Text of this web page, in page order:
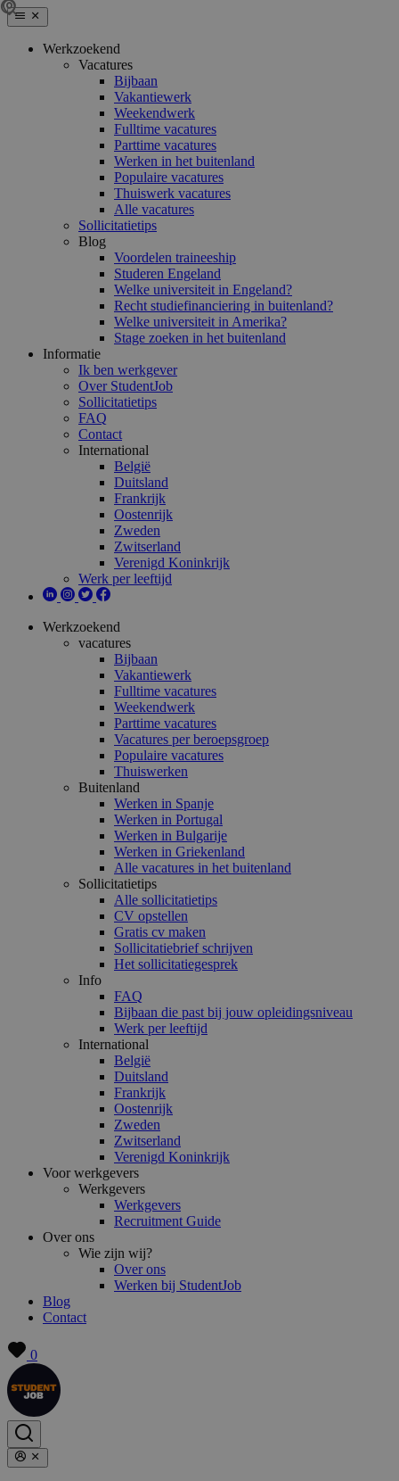
Werkzoekend
Vacatures
Bijbaan
Vakantiewerk
Weekendwerk
Fulltime vacatures
Parttime vacatures
Werken in het buitenland
Populaire vacatures
Thuiswerk vacatures
Alle vacatures
Sollicitatietips
Blog
Voordelen traineeship
Studeren Engeland
Welke universiteit in Engeland?
Recht studiefinanciering in buitenland?
Welke universiteit in Amerika?
Stage zoeken in het buitenland
Informatie
Ik ben werkgever
Over StudentJob
Sollicitatietips
FAQ
Contact
International
België
Duitsland
Frankrijk
Oostenrijk
Zweden
Zwitserland
Verenigd Koninkrijk
Werk per leeftijd
Werkzoekend
vacatures
Bijbaan
Vakantiewerk
Fulltime vacatures
Weekendwerk
Parttime vacatures
Vacatures per beroepsgroep
Populaire vacatures
Thuiswerken
Buitenland
Werken in Spanje
Werken in Portugal
Werken in Bulgarije
Werken in Griekenland
Alle vacatures in het buitenland
Sollicitatietips
Alle sollicitatietips
CV opstellen
Gratis cv maken
Sollicitatiebrief schrijven
Het sollicitatiegesprek
Info
FAQ
Bijbaan die past bij jouw opleidingsniveau
Werk per leeftijd
International
België
Duitsland
Frankrijk
Oostenrijk
Zweden
Zwitserland
Verenigd Koninkrijk
Voor werkgevers
Werkgevers
Werkgevers
Recruitment Guide
Over ons
Wie zijn wij?
Over ons
Werken bij StudentJob
Blog
Contact
0